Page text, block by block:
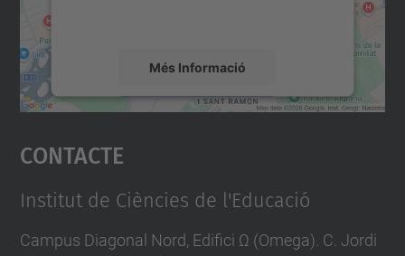
Més Informació
Accepta
powered by
Contacte
Institut de Ciències de l'Educació
Campus Diagonal Nord, Edifici Ω (Omega). C. Jordi